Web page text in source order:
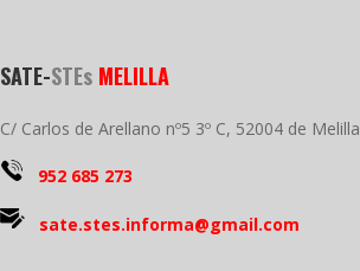
SATE-STEs MELILLA
C/ Carlos de Arellano nº5 3º C, 52004 de Melilla
952 685 273
sate.stes.informa@gmail.com